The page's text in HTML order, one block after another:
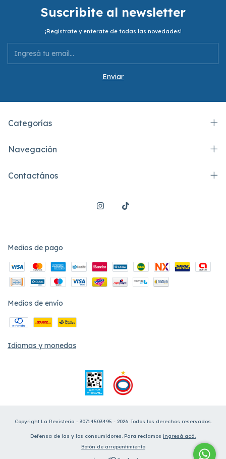
Suscribite al newsletter
¡Registrate y enterate de todas las novedades!
Categorías
Navegación
Contactános
Medios de pago
Medios de envío
Idiomas y monedas
Copyright La Revisteria - 30714503495 - 2026. Todos los derechos reservados.
Defensa de las y los consumidores. Para reclamos ingresá acá.
Botón de arrepentimiento